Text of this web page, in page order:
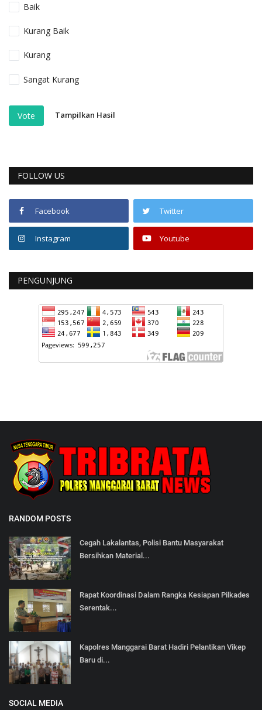
Baik
Kurang Baik
Kurang
Sangat Kurang
Vote Tampilkan Hasil
FOLLOW US
Facebook Twitter
Instagram Youtube
PENGUNJUNG
RANDOM POSTS
Cegah Lakalantas, Polisi Bantu Masyarakat
Bersihkan Material...
Rapat Koordinasi Dalam Rangka Kesiapan Pilkades
Serentak...
Kapolres Manggarai Barat Hadiri Pelantikan Vikep
Baru di...
SOCIAL MEDIA